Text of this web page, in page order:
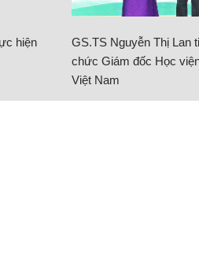
hiện
GS.TS Nguyễn Thị Lan
chức Giám đốc Học
Việt Nam